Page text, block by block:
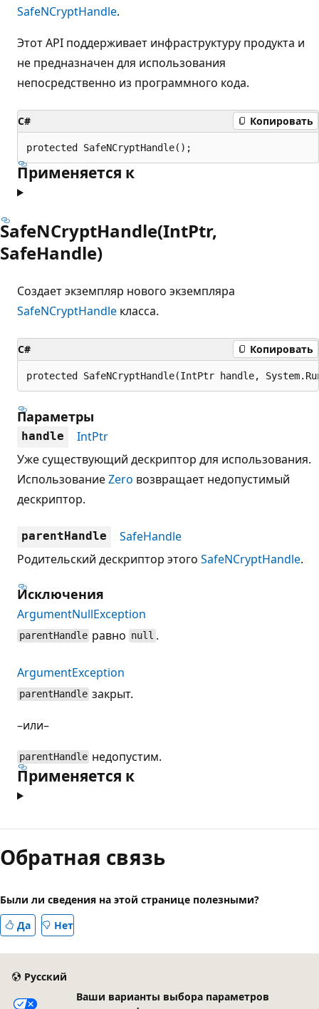
SafeNCryptHandle.
Этот API поддерживает инфраструктуру продукта и
не предназначен для использования
непосредственно из программного кода.
C# Копировать
protected SafeNCryptHandle();
Применяется к
SafeNCryptHandle(IntPtr,
SafeHandle)
Создает экземпляр нового экземпляра
SafeNCryptHandle класса.
C# Копировать
protected SafeNCryptHandle(IntPtr handle,
Параметры
handle
IntPtr
Уже существующий дескриптор для использования.
ИспользованиеZero возвращает недопустимый
дескриптор.
parentHandle
SafeHandle
Родительский дескриптор этого SafeNCryptHandle.
Исключения
ArgumentNullException
parentHandle равно null .
ArgumentException
parentHandle закрыт.
–или–
parentHandle недопустим.
Применяется к
Режим
чтения
выключен
Обратная связь
Были ли сведения на этой странице полезными?
Да
Нет
Русский
Ваши варианты выбора параметров